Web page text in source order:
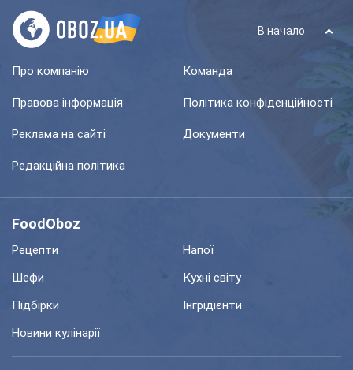
В начало
Про компанію Команда
Правова інформація Політика конфіденційності
Реклама на сайті Документи
Редакційна політика
FoodOboz
Рецепти
Напої
Шефи
Кухні світу
Підбірки
Інгрідієнти
Новини кулінарії